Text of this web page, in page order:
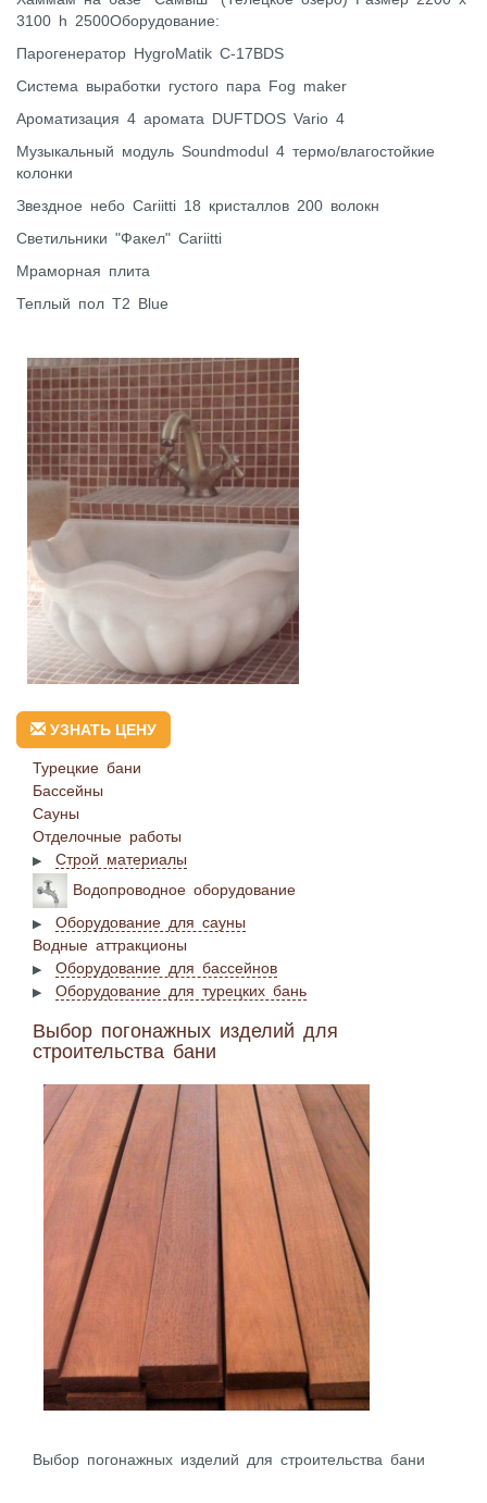
3100 h 2500Оборудование:
Парогенератор HygroMatik С-17BDS
Система выработки густого пара Fog maker
Ароматизация 4 аромата DUFTDOS Vario 4
Музыкальный модуль Soundmodul 4 термо/влагостойкие
колонки
Звездное небо Cariitti 18 кристаллов 200 волокн
Светильники "Факел" Cariitti
Мраморная плита
Теплый пол Т2 Blue
УЗНАТЬ ЦЕНУ
Турецкие бани
Бассейны
Сауны
Отделочные работы
Строй материалы
Водопроводное оборудование
Оборудование для сауны
Водные аттракционы
Оборудование для бассейнов
Оборудование для турецких бань
Выбор погонажных изделий для
строительства бани
Выбор погонажных изделий для строительства бани